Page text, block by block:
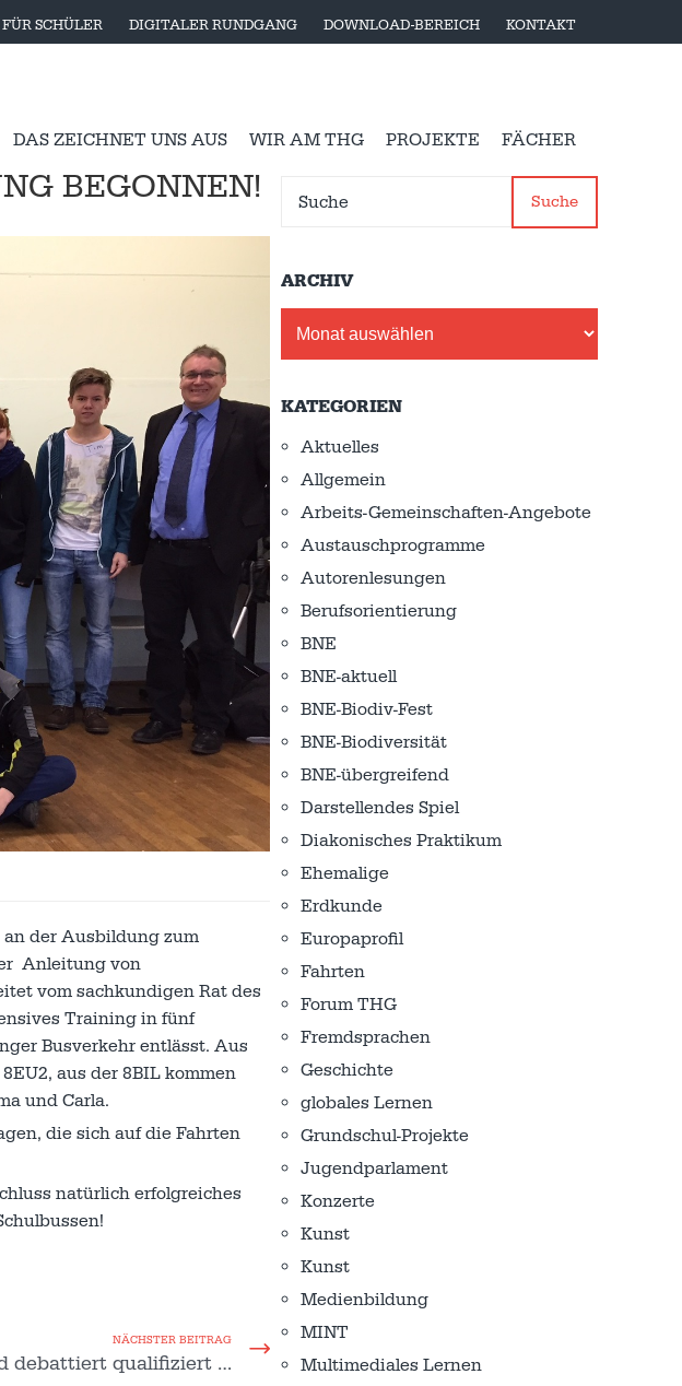
SCHÜLER DIGITALER RUNDGANG DOWNLOAD-BEREICH KONTAKT
DAS ZEICHNET UNS AUS WIR AM THG PROJEKTE FÄCHER
BEGONNEN!
der Ausbildung zum
Anleitung von
vom sachkundigen Rat des
Training in fünf
Busverkehr entlässt. Aus
aus der 8BIL kommen
und Carla.
die sich auf die Fahrten
natürlich erfolgreiches
NÄCHSTER BEITRAG
debattiert qualifiziert …
Suche
ARCHIV
KATEGORIEN
Aktuelles
Allgemein
Arbeits-Gemeinschaften-Angebote
Austausch­programme
Autorenlesungen
Berufsorientierung
BNE
BNE-aktuell
BNE-Biodiv-Fest
BNE-Biodiversität
BNE-übergreifend
Darstellendes Spiel
Diakonisches Praktikum
Ehemalige
Erdkunde
Europaprofil
Fahrten
Forum THG
Fremdsprachen
Geschichte
globales Lernen
Grundschul-Projekte
Jugendparlament
Konzerte
Kunst
Kunst
Medienbildung
MINT
Multimediales Lernen